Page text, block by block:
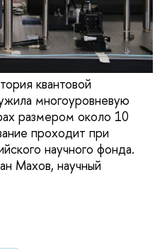
квантовой
многоуровневую
размером около 10
проходит при
научного фонда.
Махов, научный